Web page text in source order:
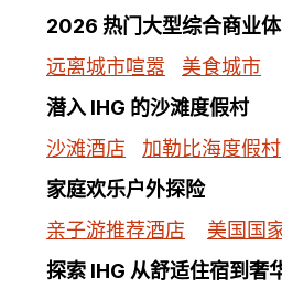
2026 热门大型综合商业
远离城市喧嚣
美食城市
潜入 IHG 的沙滩度假村
沙滩酒店
加勒比海度假村
家庭欢乐户外探险
亲子游推荐酒店
美国国
探索 IHG 从舒适住宿到奢